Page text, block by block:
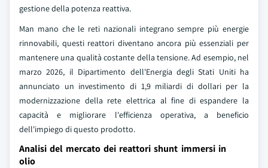
gestione della potenza reattiva.
Man mano che le reti nazionali integrano sempre più energie
rinnovabili, questi reattori diventano ancora più essenziali per
mantenere una qualità costante della tensione. Ad esempio, nel
marzo 2026, il Dipartimento dell'Energia degli Stati Uniti ha
annunciato un investimento di 1,9 miliardi di dollari per la
modernizzazione della rete elettrica al fine di espandere la
capacità e migliorare l'efficienza operativa, a beneficio
dell'impiego di questo prodotto.
Analisi del mercato dei reattori shunt immersi in
olio